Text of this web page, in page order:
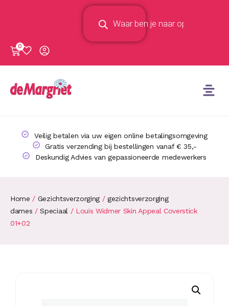
0
Veilig betalen via uw eigen online betalingsomgeving
Gratis verzending bij bestellingen vanaf € 35,-
Deskundig Advies van gepassioneerde medewerkers
Home / Gezichtsverzorging /gezichtsverzorging
dames /Speciaal/ Louis Widmer Skin Appeal Coverstick
01+02